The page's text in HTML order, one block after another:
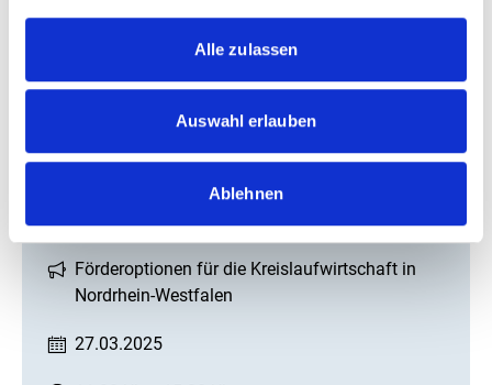
Alle zulassen
Auswahl erlauben
Ablehnen
| Auditorium
Emilie-Preyer-Platz 1, 40479 Düsseldorf
Schnellinfo
Förderoptionen für die Kreislaufwirtschaft in
Nordrhein-Westfalen
27.03.2025